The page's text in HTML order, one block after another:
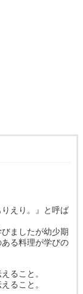
えり。』と呼ば
ましたが幼少期
る料理が学びの
ること。
ること。